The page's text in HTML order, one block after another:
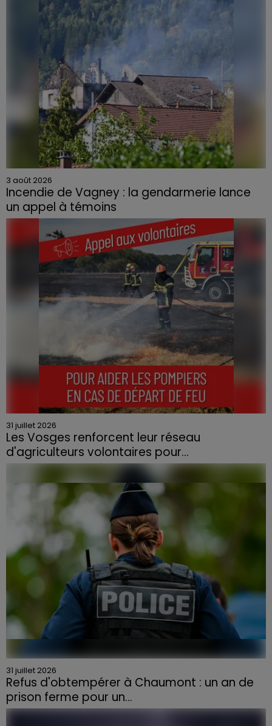
3 août 2026
Incendie de Vagney : la gendarmerie lance
un appel à témoins
31 juillet 2026
Les Vosges renforcent leur réseau
d'agriculteurs volontaires pour...
31 juillet 2026
Refus d'obtempérer à Chaumont : un an de
prison ferme pour un...